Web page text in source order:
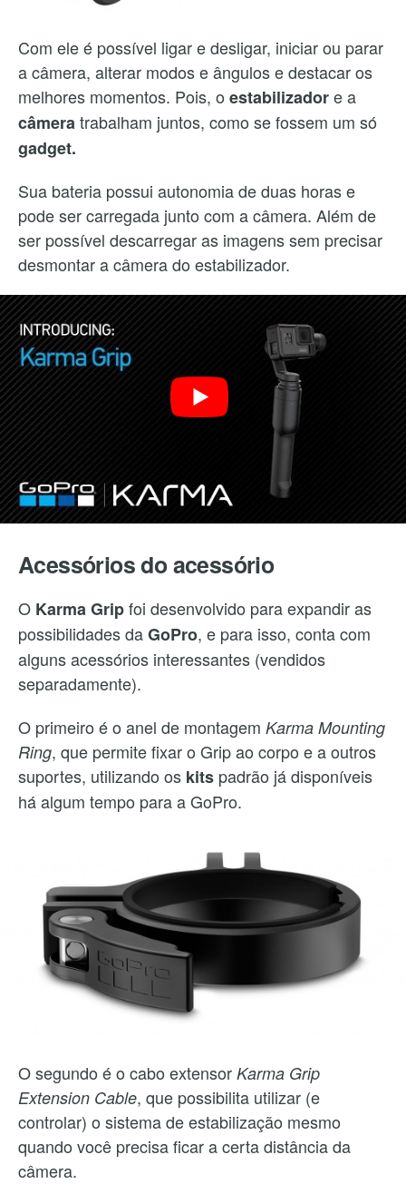
Com ele é possível ligar e desligar, iniciar ou parar
a câmera, alterar modos e ângulos e destacar os
melhores momentos. Pois, o estabilizadore a
câmeratrabalham juntos, como se fossem um só
gadget.
Sua bateria possui autonomia de duas horas e
pode ser carregada junto com a câmera. Além de
ser possível descarregar as imagens sem precisar
desmontar a câmera do estabilizador.
Acessórios do acessório
O Karma Gripfoi desenvolvido para expandir as
possibilidades daGoPro, e para isso, conta com
alguns acessórios interessantes (vendidos
separadamente).
O primeiro é o anel de montagem Karma Mounting
Ring, que permite fixar o Grip ao corpo e a outros
suportes, utilizando os kits padrão já disponíveis
há algum tempo para a GoPro.
O segundo é o cabo extensor Karma Grip
Extension Cable, que possibilita utilizar (e
controlar) o sistema de estabilização mesmo
quando você precisa ficar a certa distância da
câmera.